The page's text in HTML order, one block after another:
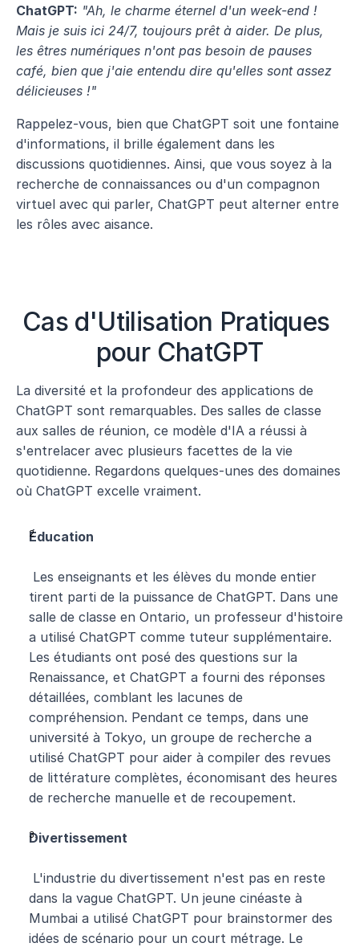
ChatGPT: "Ah, le charme éternel d'un week-end !
Mais je suis ici 24/7, toujours prêt à aider. De plus,
les êtres numériques n'ont pas besoin de pauses
café, bien que j'aie entendu dire qu'elles sont assez
délicieuses !"
Rappelez-vous, bien que ChatGPT soit une fontaine
d'informations, il brille également dans les
discussions quotidiennes. Ainsi, que vous soyez à la
recherche de connaissances ou d'un compagnon
virtuel avec qui parler, ChatGPT peut alterner entre
les rôles avec aisance.
Cas d'Utilisation Pratiques
pour ChatGPT
La diversité et la profondeur des applications de
ChatGPT sont remarquables. Des salles de classe
aux salles de réunion, ce modèle d'IA a réussi à
s'entrelacer avec plusieurs facettes de la vie
quotidienne. Regardons quelques-unes des domaines
où ChatGPT excelle vraiment.
Éducation
tirent parti de la puissance de ChatGPT. Dans une
salle de classe en Ontario, un professeur d'histoire
a utilisé ChatGPT comme tuteur supplémentaire.
Les étudiants ont posé des questions sur la
Renaissance, et ChatGPT a fourni des réponses
détaillées, comblant les lacunes de
compréhension. Pendant ce temps, dans une
université à Tokyo, un groupe de recherche a
utilisé ChatGPT pour aider à compiler des revues
de littérature complètes, économisant des heures
de recherche manuelle et de recoupement.
Divertissement
dans la vague ChatGPT. Un jeune cinéaste à
Mumbai a utilisé ChatGPT pour brainstormer des
idées de scénario pour un court métrage. Le